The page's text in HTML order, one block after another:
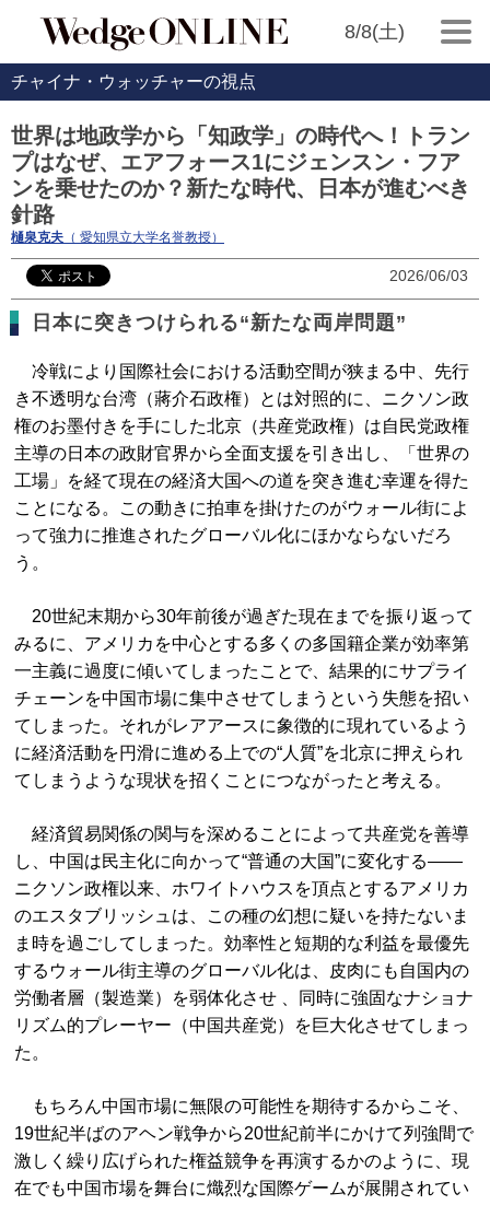
8/8(土)
チャイナ・ウォッチャーの視点
世界は地政学から「知政学」の時代へ！トラン
プはなぜ、エアフォース1にジェンスン・フア
ンを乗せたのか？新たな時代、日本が進むべき
針路
樋泉克夫 （ 愛知県立大学名誉教授）
2026/06/03
日本に突きつけられる“新たな両岸問題”
冷戦により国際社会における活動空間が狭まる中、先行
き不透明な台湾（蔣介石政権）とは対照的に、ニクソン政
権のお墨付きを手にした北京（共産党政権）は自民党政権
主導の日本の政財官界から全面支援を引き出し、「世界の
工場」を経て現在の経済大国への道を突き進む幸運を得た
ことになる。この動きに拍車を掛けたのがウォール街によ
って強力に推進されたグローバル化にほかならないだろ
う。
20世紀末期から30年前後が過ぎた現在までを振り返って
みるに、アメリカを中心とする多くの多国籍企業が効率第
一主義に過度に傾いてしまったことで、結果的にサプライ
チェーンを中国市場に集中させてしまうという失態を招い
てしまった。それがレアアースに象徴的に現れているよう
に経済活動を円滑に進める上での“人質”を北京に押えられ
てしまうような現状を招くことにつながったと考える。
経済貿易関係の関与を深めることによって共産党を善導
し、中国は民主化に向かって“普通の大国”に変化する――
ニクソン政権以来、ホワイトハウスを頂点とするアメリカ
のエスタブリッシュは、この種の幻想に疑いを持たないま
ま時を過ごしてしまった。効率性と短期的な利益を最優先
するウォール街主導のグローバル化は、皮肉にも自国内の
労働者層（製造業）を弱体化させ 、同時に強固なナショナ
リズム的プレーヤー（中国共産党）を巨大化させてしまっ
た。
もちろん中国市場に無限の可能性を期待するからこそ、
19世紀半ばのアヘン戦争から20世紀前半にかけて列強間で
激しく繰り広げられた権益競争を再演するかのように、現
在でも中国市場を舞台に熾烈な国際ゲームが展開されてい